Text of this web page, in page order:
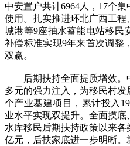
中安置户共计6964人，17个
使用。扎实推进环北广西工
城港等9座抽水蓄能电站移民
补偿标准实现9年来首次调整
双赢。
后期扶持全面提质增效。
多元的强力注入，为移民村
个产业基建项目，累计投入
业水平实现双提升。全面摸底
水库移民后期扶持政策以来各
亿元，后扶家底进一步明晰